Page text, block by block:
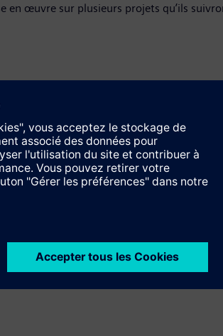
œuvre sur plusieurs projets qu’ils